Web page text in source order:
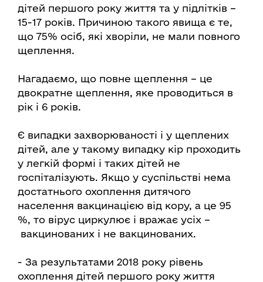
дітей першого року життя та у підлітків –
15-17 років. Причиною такого явища є те,
що 75% осіб, які хворіли, не мали повного
щеплення.
Нагадаємо, що повне щеплення – це
двократне щеплення, яке проводиться в
рік і 6 років.
Є випадки захворюваності і у щеплених
дітей, але у такому випадку кір проходить
у легкій формі і таких дітей не
госпіталізують. Якщо у суспільстві нема
достатнього охоплення дитячого
населення вакцинацією від кору, а це 95
%, то вірус циркулює і вражає усіх –
вакцинованих і не вакцинованих.
- За результатами 2018 року рівень
охоплення дітей першого року життя